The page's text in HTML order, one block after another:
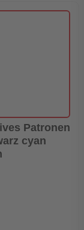
Patronen
cyan